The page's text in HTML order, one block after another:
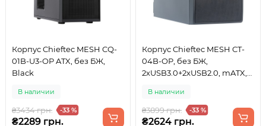
Корпус Chieftec MESH CQ-
01B-U3-OP ATX, без БЖ,
Black
В наличии
₴3434 грн. -33 %
₴2289 грн.
Корпус Chieftec MESH CT-
04B-OP, без БЖ,
2xUSB3.0+2xUSB2.0, mATX,
В наличии
₴3899 грн. -33 %
₴2624 грн.